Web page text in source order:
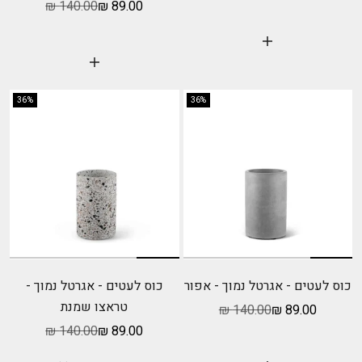
הוסף לעגלה
מחיר מבצע
89.00 ₪ מחיר רגיל
140.00 ₪
הוסף לעגלה
36%
כוס לעטים - אגרטל נמוך - אפור
מחיר מבצע
89.00 ₪ מחיר רגיל
140.00 ₪
36%
כוס לעטים - אגרטל נמוך -
טראצו שמנת
מחיר מבצע
89.00 ₪ מחיר רגיל
140.00 ₪